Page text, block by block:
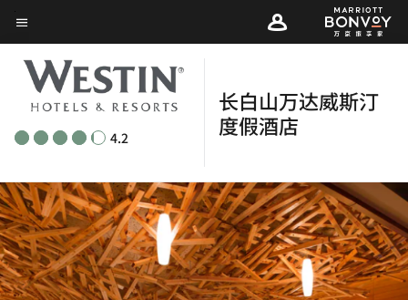
Skip
to
main
content
菜单文本
4.2
长白山万达威斯汀
度假酒店